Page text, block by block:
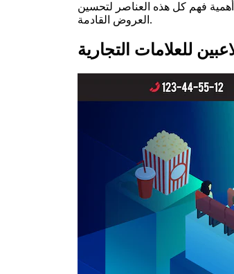
فهم كل هذه العناصر لتحسين
العروض القادمة.
للعلامات التجارية